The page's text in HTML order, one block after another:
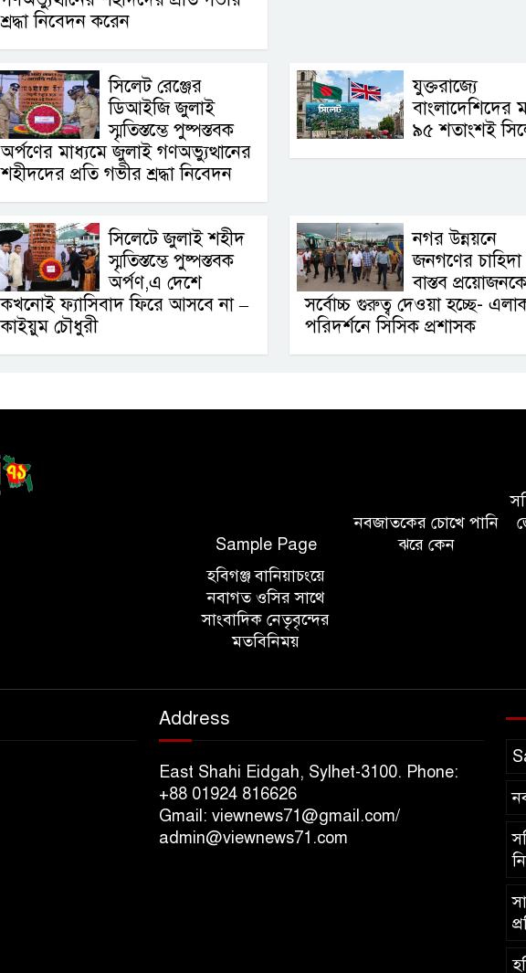
শ্রদ্ধা নিবেদন করেন
সিলেট রেঞ্জের
ডিআইজি জুলাই
স্মৃতিস্তম্ভে পুষ্পস্তবক
অর্পণের মাধ্যমে জুলাই গণঅভ্যুত্থানের
শহীদদের প্রতি গভীর শ্রদ্ধা নিবেদন
যুক্তরাজ্যে
বাংলাদেশিদের
৯৫ শতাংশই
সিলেটে জুলাই শহীদ
স্মৃতিস্তম্ভে পুষ্পস্তবক
অর্পণ,এ দেশে
কখনোই ফ্যাসিবাদ ফিরে আসবে না –
কাইয়ুম চৌধুরী
নগর উন্নয়নে
জনগণের
বাস্তব প্রয়োজনকে
সর্বোচ্চ গুরুত্ব দেওয়া হচ্ছে-
পরিদর্শনে সিসিক প্রশাসক
Sample Page
নবজাতকের চোখে পানি
ঝরে কেন
হবিগঞ্জ বানিয়াচংয়ে
নবাগত ওসির সাথে
সাংবাদিক নেতৃবৃন্দের
মতবিনিময়
Address
East Shahi Eidgah, Sylhet-3100. Phone:
+88 01924 816626
Gmail: viewnews71@gmail.com/
admin@viewnews71.com